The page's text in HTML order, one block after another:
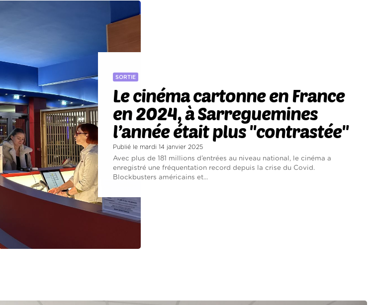
SORTIE
Le cinéma cartonne en France
en 2024, à Sarreguemines
l’année était plus ''contrastée''
Publié le mardi 14 janvier 2025
Avec plus de 181 millions d’entrées au niveau national, le cinéma a
enregistré une fréquentation record depuis la crise du Covid.
Blockbusters américains et...